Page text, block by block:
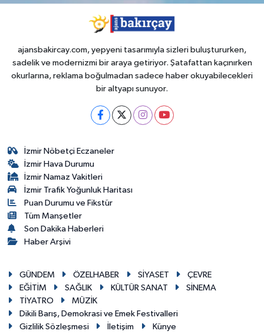
ajansbakircay.com, yepyeni tasarımıyla sizleri buluştururken,
sadelik ve modernizmi bir araya getiriyor. Şatafattan kaçınırken
okurlarına, reklama boğulmadan sadece haber okuyabilecekleri
bir altyapı sunuyor.
İzmir Nöbetçi Eczaneler
İzmir Hava Durumu
İzmir Namaz Vakitleri
İzmir Trafik Yoğunluk Haritası
Puan Durumu ve Fikstür
Tüm Manşetler
Son Dakika Haberleri
Haber Arşivi
GÜNDEM ÖZELHABER SİYASET
ÇEVRE
EĞİTİM
SAĞLIK KÜLTÜR SANAT
SİNEMA
TİYATRO
MÜZİK
Dikili Barış, Demokrasi ve Emek Festivalleri
Gizlilik Sözleşmesi
İletişim Künye